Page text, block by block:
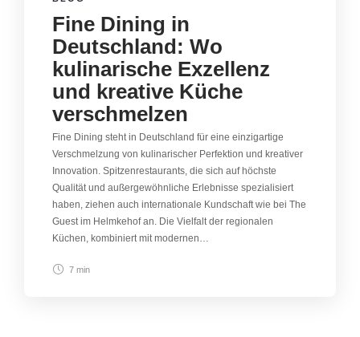
Fine Dining in
Deutschland: Wo
kulinarische Exzellenz
und kreative Küche
verschmelzen
Fine Dining steht in Deutschland für eine einzigartige
Verschmelzung von kulinarischer Perfektion und kreativer
Innovation. Spitzenrestaurants, die sich auf höchste
Qualität und außergewöhnliche Erlebnisse spezialisiert
haben, ziehen auch internationale Kundschaft wie bei The
Guest im Helmkehof an. Die Vielfalt der regionalen
Küchen, kombiniert mit modernen…
7 min